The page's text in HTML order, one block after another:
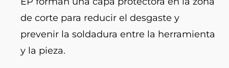
de corte para reducir el desgaste y
prevenir la soldadura entre la herramienta
y la pieza.